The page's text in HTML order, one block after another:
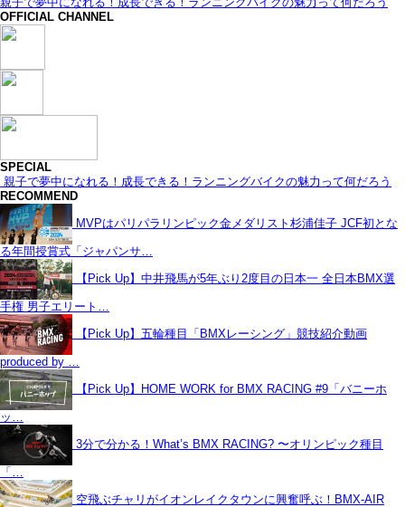
OFFICIAL CHANNEL
SPECIAL
親子で夢中になれる！成長できる！ランニングバイクの魅力って何だろう
RECOMMEND
MVPはパリパラリンピック金メダリスト杉浦佳子 JCF初とな
る年間授賞式「ジャパンサ…
【Pick Up】中井飛馬が5年ぶり2度目の日本一 全日本BMX選
手権 男子エリート…
【Pick Up】五輪種目「BMXレーシング」競技紹介動画
produced by …
【Pick Up】HOME WORK for BMX RACING #9「バニーホ
ッ…
3分で分かる！What’s BMX RACING? 〜オリンピック種目
「…
空飛ぶチャリがイオンレイクタウンに興奮呼ぶ！BMX-AIR